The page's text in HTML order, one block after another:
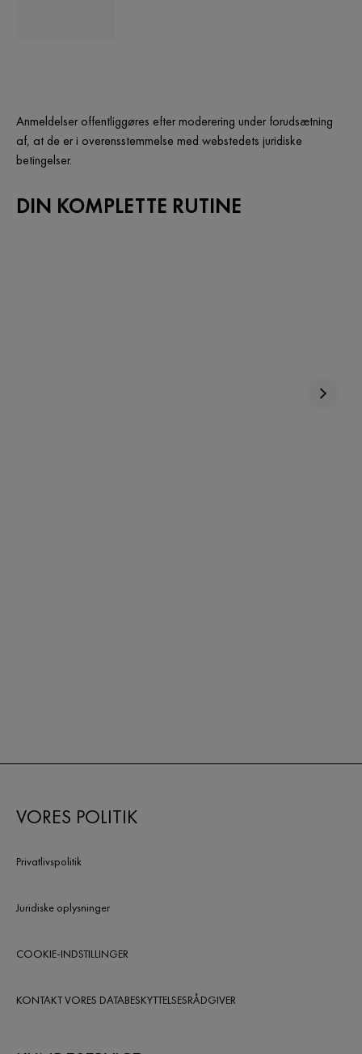
Anmeldelser offentliggøres efter moderering under forudsætning
af, at de er i overensstemmelse med webstedets juridiske
betingelser.
DIN KOMPLETTE RUTINE
VORES POLITIK
Privatlivspolitik
Juridiske oplysninger
COOKIE-INDSTILLINGER
KONTAKT VORES DATABESKYTTELSESRÅDGIVER